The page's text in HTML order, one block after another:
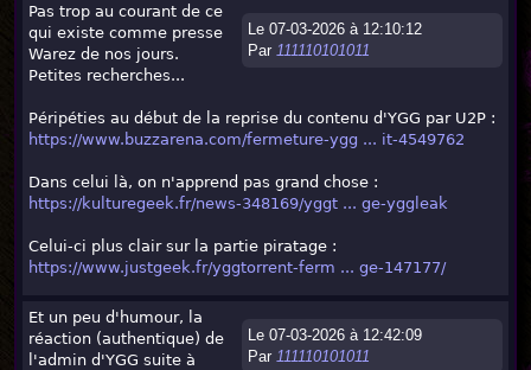
Le 07-03-2026 à 12:10:12
Par 111110101011
Pas trop au courant de ce
qui existe comme presse
Warez de nos jours.
Petites recherches...
Péripéties au début de la reprise du contenu d'YGG par U2P :
https://www.buzzarena.com/fermeture-ygg ... it-4549762
Dans celui là, on n'apprend pas grand chose :
https://kulturegeek.fr/news-348169/yggt ... ge-yggleak
Celui-ci plus clair sur la partie piratage :
https://www.justgeek.fr/yggtorrent-ferm ... ge-147177/
Le 07-03-2026 à 12:42:09
Par 111110101011
Et un peu d'humour, la
réaction (authentique) de
l'admin d'YGG suite à